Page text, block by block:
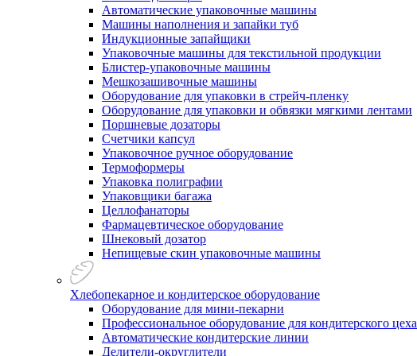
Автоматические упаковочные машины
Машины наполнения и запайки туб
Индукционные запайщики
Упаковочные машины для текстильной продукции
Блистер-упаковочные машины
Мешкозашивочные машины
Оборудование для упаковки в стрейч-пленку
Оборудование для упаковки и обвязки мягкими лентами
Поршневые дозаторы
Счетчики капсул
Упаковочное ручное оборудование
Термоформеры
Упаковка полиграфии
Упаковщики багажа
Целлофанаторы
Фармацевтическое оборудование
Шнековый дозатор
Непищевые скин упаковочные машины
Хлебопекарное и кондитерское оборудование
Оборудование для мини-пекарни
Профессиональное оборудование для кондитерского цеха
Автоматические кондитерские линии
Делители-округлители